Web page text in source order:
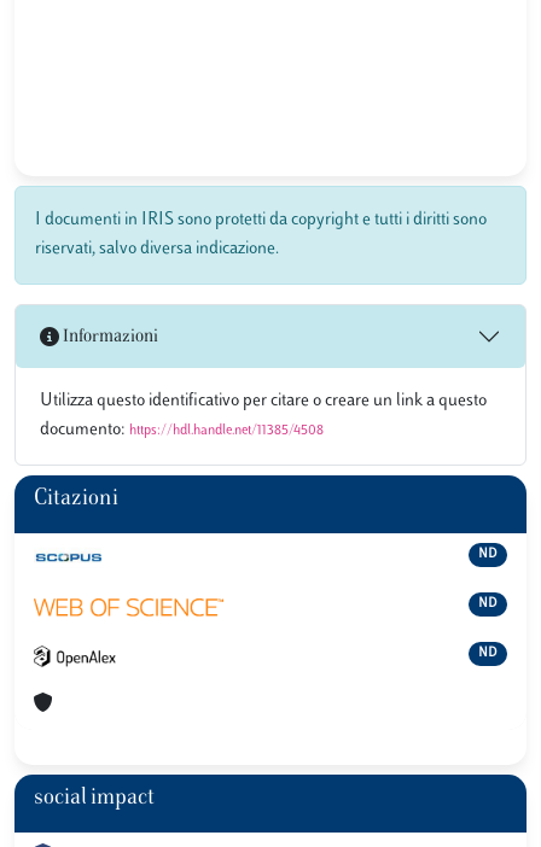
I documenti in IRIS sono protetti da copyright e tutti i diritti sono
riservati, salvo diversa indicazione.
Informazioni
Utilizza questo identificativo per citare o creare un link a questo
documento: https://hdl.handle.net/11385/4508
Citazioni
ND
ND
ND
social impact